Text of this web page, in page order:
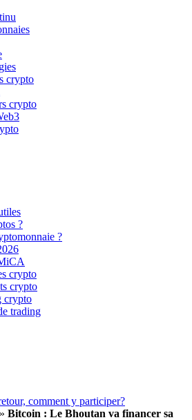
crypto
crypto
?
?
crypto
crypto
crypto
trading
» Bitcoin : Le Bhoutan va financer sa